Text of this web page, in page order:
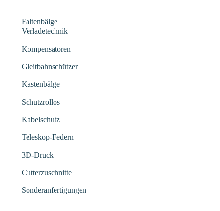
Faltenbälge
Verladetechnik
Kompensatoren
Gleitbahnschützer
Kastenbälge
Schutzrollos
Kabelschutz
Teleskop-Federn
3D-Druck
Cutterzuschnitte
Sonderanfertigungen